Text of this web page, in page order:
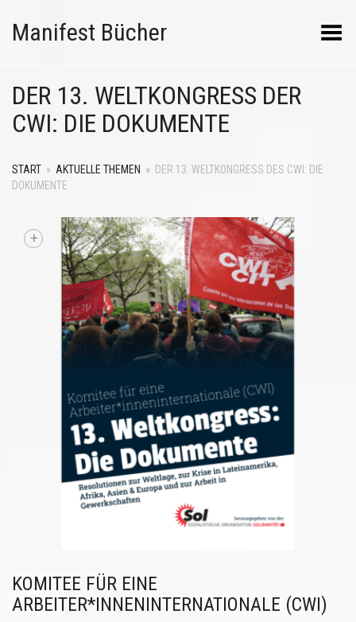
Manifest Bücher Menü umschalten
DER 13. WELTKONGRESS DER
CWI: DIE DOKUMENTE
START » AKTUELLE THEMEN » DER 13. WELTKONGRESS DES CWI: DIE
DOKUMENTE
+
KOMITEE FÜR EINE
ARBEITER*INNENINTERNATIONALE (CWI)